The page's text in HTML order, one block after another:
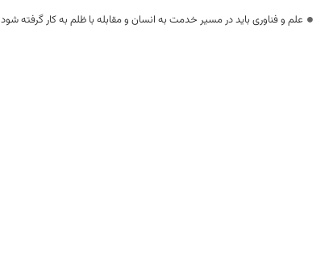
علم و فناوری باید در مسیر خدمت به انسان و مقابله با ظلم به کار گرفته شود